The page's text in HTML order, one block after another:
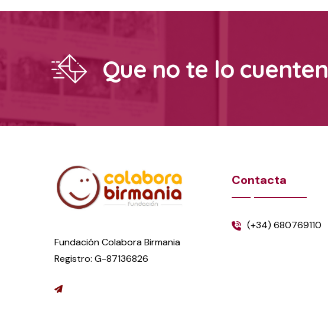
Que no te lo cuenten
Fundación Colabora Birmania
Registro: G-87136826
Contacta
(+34) 680769110